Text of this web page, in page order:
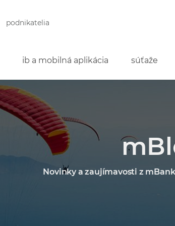
podnikatelia
ib a mobilná aplikácia súťaže
Novinky a zaujímavosti z